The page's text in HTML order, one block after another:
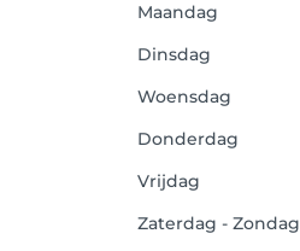
Maandag
Dinsdag
Woensdag
Donderdag
Vrijdag
Zaterdag - Zondag